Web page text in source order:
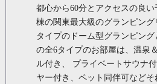
都心から60分とアクセスの良
棟の関東最大級のグランピン
タイプのドーム型グランピン
の全6タイプのお部屋は、温泉
ル付き、 プライベートサウナ
ヤー付き、ペット同伴可など